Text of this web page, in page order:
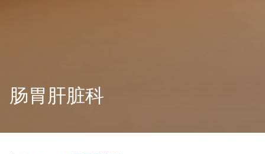
肠胃肝脏科